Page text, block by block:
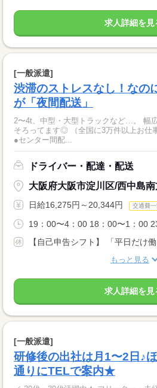
求人詳細を見
[一般派遣]
渋滞のストレスなし！なの
が「夜間配送」
2〜4t、中型・大型トラックなど…。 幅
そろってます◎ （全国に3万件以上お仕事あり！） 【
●センター間配...
ドライバー・配達・配送
大阪府大阪市淀川区/西中島南
日給16,275円～20,344円 交通費
19：00〜4：00 18：00〜1：00
【自己申告シフト】 「平日だけ働
もっと見る
求人詳細を見
[一般派遣]
研修後の出社は月1〜2日♪
通りにTELで案内★